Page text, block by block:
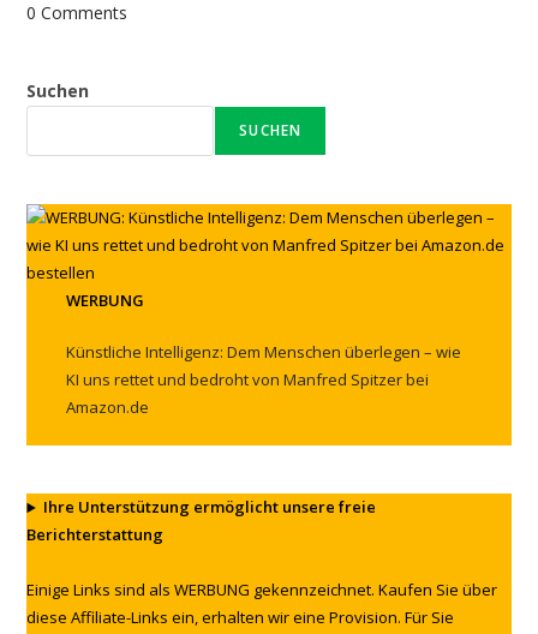
0 Comments
Suchen
SUCHEN
WERBUNG
Künstliche Intelligenz: Dem Menschen überlegen – wie
KI uns rettet und bedroht von Manfred Spitzer bei
Amazon.de
Ihre Unterstützung ermöglicht unsere freie
Berichterstattung
Einige Links sind als WERBUNG gekennzeichnet. Kaufen Sie über
diese Affiliate-Links ein, erhalten wir eine Provision. Für Sie